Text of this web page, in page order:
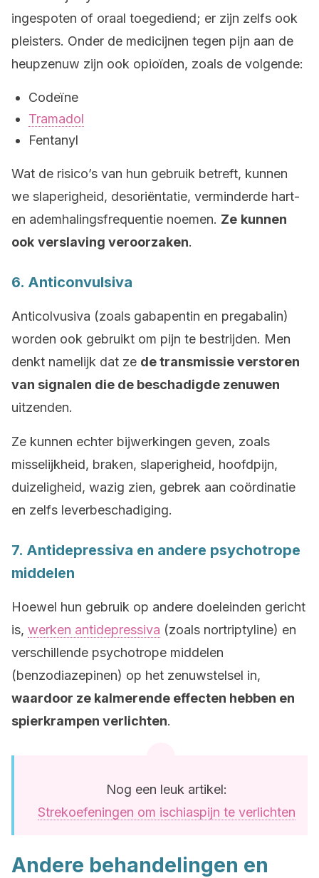
ingespoten of oraal toegediend; er zijn zelfs ook
pleisters. Onder de medicijnen tegen pijn aan de
heupzenuw zijn ook opioïden, zoals de volgende:
Codeïne
Tramadol
Fentanyl
Wat de risico’s van hun gebruik betreft, kunnen
we slaperigheid, desoriëntatie, verminderde hart-
en ademhalingsfrequentie noemen. Ze kunnen
ook verslaving veroorzaken.
6. Anticonvulsiva
Anticolvusiva (zoals gabapentin en pregabalin)
worden ook gebruikt om pijn te bestrijden. Men
denkt namelijk dat ze de transmissie verstoren
van signalen die de beschadigde zenuwen
uitzenden.
Ze kunnen echter bijwerkingen geven, zoals
misselijkheid, braken, slaperigheid, hoofdpijn,
duizeligheid, wazig zien, gebrek aan coördinatie
en zelfs leverbeschadiging.
7. Antidepressiva en andere psychotrope
middelen
Hoewel hun gebruik op andere doeleinden gericht
is, werken antidepressiva (zoals nortriptyline) en
verschillende psychotrope middelen
(benzodiazepinen) op het zenuwstelsel in,
waardoor ze kalmerende effecten hebben en
spierkrampen verlichten.
Nog een leuk artikel:
Strekoefeningen om ischiaspijn te verlichten
Andere behandelingen en